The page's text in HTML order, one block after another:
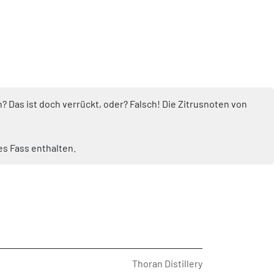
Das ist doch verrückt, oder? Falsch! Die Zitrusnoten von
Fass enthalten.
Thoran Distillery